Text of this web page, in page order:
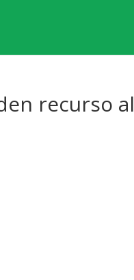
recurso al